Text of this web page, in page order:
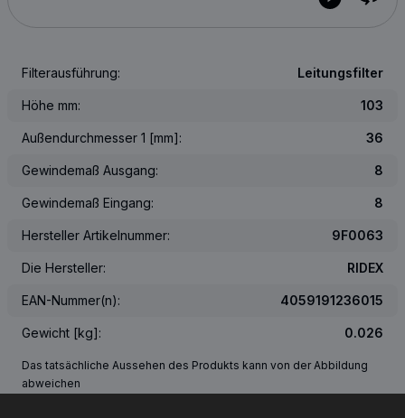
Filterausführung: Leitungsfilter
Höhe mm: 103
Außendurchmesser 1 [mm]: 36
Gewindemaß Ausgang: 8
Gewindemaß Eingang: 8
Hersteller Artikelnummer: 9F0063
Die Hersteller: RIDEX
EAN-Nummer(n): 4059191236015
Gewicht [kg]: 0.026
Das tatsächliche Aussehen des Produkts kann von der Abbildung
abweichen